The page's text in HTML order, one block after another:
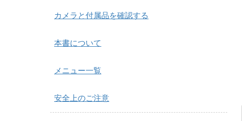
カメラと付属品を確認する
本書について
メニュー一覧
安全上のご注意